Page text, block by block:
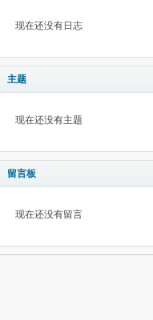
现在还没有日志
主题
现在还没有主题
留言板
现在还没有留言